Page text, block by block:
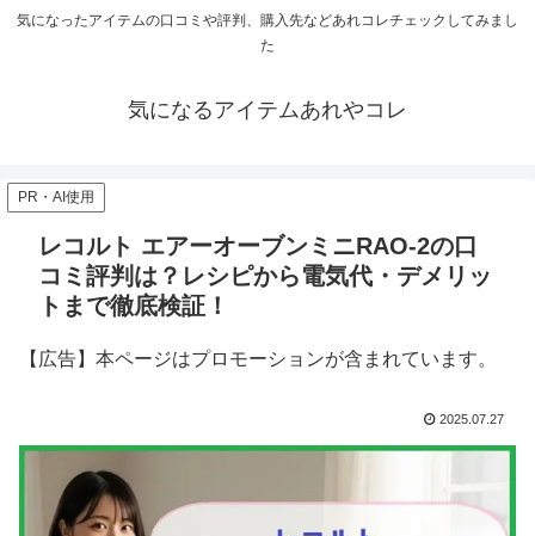
気になったアイテムの口コミや評判、購入先などあれコレチェックしてみまし
た
気になるアイテムあれやコレ
PR・AI使用
レコルト エアーオーブンミニRAO-2の口
コミ評判は？レシピから電気代・デメリッ
トまで徹底検証！
【広告】本ページはプロモーションが含まれています。
2025.07.27